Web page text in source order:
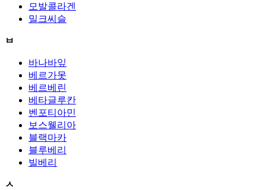
모발콜라겐
밀크씨슬
ㅂ
바나바잎
베르가못
베르베린
베타글루칸
벤포티아민
보스웰리아
블랙마카
블루베리
빌베리
ㅅ